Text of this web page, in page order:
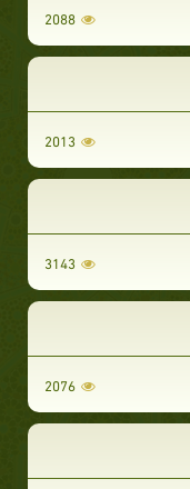
2088
2013
3143
2076